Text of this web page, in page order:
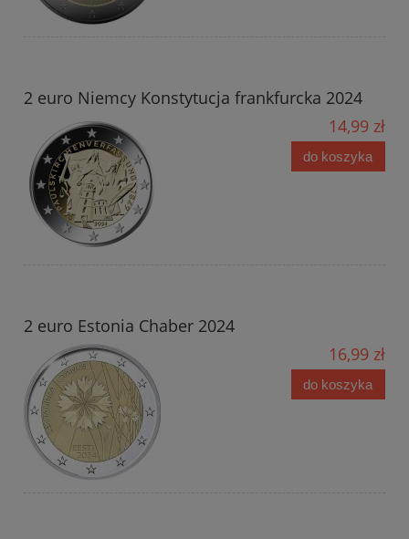
2 euro Niemcy Konstytucja frankfurcka 2024
14,99 zł
do koszyka
2 euro Estonia Chaber 2024
16,99 zł
do koszyka